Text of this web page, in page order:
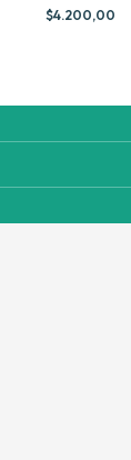
$4.200,00